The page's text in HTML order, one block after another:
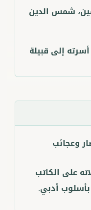
شمس الدين
إلى قبيلة
وعجائب
على الكاتب
أدبي.